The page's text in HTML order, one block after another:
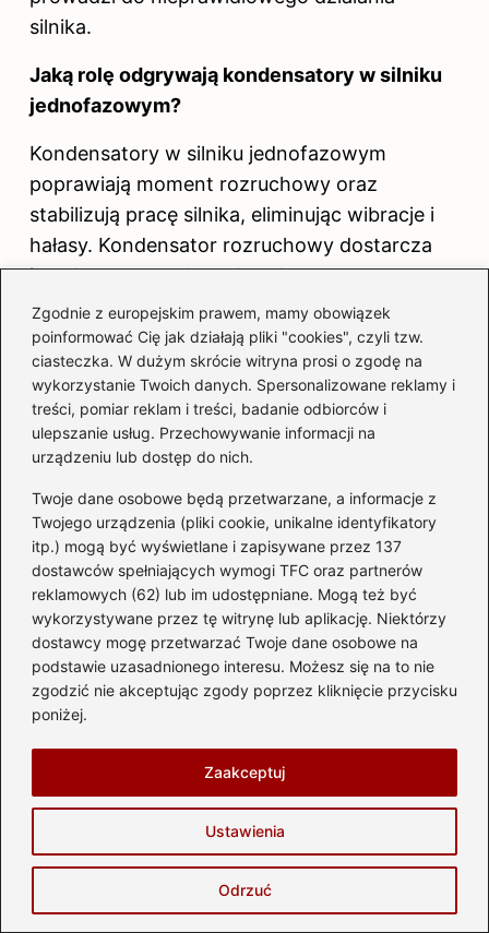
Zgodnie z europejskim prawem, mamy obowiązek
poinformować Cię jak działają pliki "cookies", czyli tzw.
ciasteczka. W dużym skrócie witryna prosi o zgodę na
wykorzystanie Twoich danych. Spersonalizowane reklamy i
treści, pomiar reklam i treści, badanie odbiorców i
ulepszanie usług. Przechowywanie informacji na
urządzeniu lub dostęp do nich.
Twoje dane osobowe będą przetwarzane, a informacje z
Twojego urządzenia (pliki cookie, unikalne identyfikatory
itp.) mogą być wyświetlane i zapisywane przez 137
dostawców spełniających wymogi TFC oraz partnerów
reklamowych (62) lub im udostępniane. Mogą też być
wykorzystywane przez tę witrynę lub aplikację. Niektórzy
dostawcy mogę przetwarzać Twoje dane osobowe na
podstawie uzasadnionego interesu. Możesz się na to nie
zgodzić nie akceptując zgody poprzez kliknięcie przycisku
poniżej.
Ustawienia
Odrzuć
Zaakceptuj
silnika.
Jaką rolę odgrywają kondensatory w silniku
jednofazowym?
Kondensatory w silniku jednofazowym
poprawiają moment rozruchowy oraz
stabilizują pracę silnika, eliminując wibracje i
hałasy. Kondensator rozruchowy dostarcza
impuls na początku, a kondensator pracy
stale wspiera silnik podczas jego normalnej
pracy.
Dlaczego ważne jest używanie
odpowiednich kondensatorów przy
podłączaniu silnika jednofazowego?
Odpowiednie kondensatory, tj. rozruchowy i
pracy, są kluczowe, ponieważ różnią się pod
względem funkcji i wartości pojemności.
Użycie niewłaściwego kondensatora może
uniemożliwić zadziałanie silnika, a nawet
doprowadzić do jego uszkodzenia.
Powiązane wpisy:
Skuteczne metody na mycie silnika
diesla w samochodzie – poradnik krok po
kroku
Silnik indukcyjny czy inwerterowy –